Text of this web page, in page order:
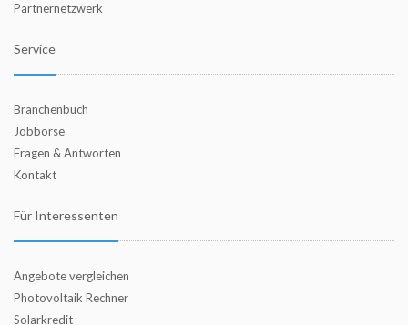
Partnernetzwerk
Service
Branchenbuch
Jobbörse
Fragen & Antworten
Kontakt
Für Interessenten
Angebote vergleichen
Photovoltaik Rechner
Solarkredit